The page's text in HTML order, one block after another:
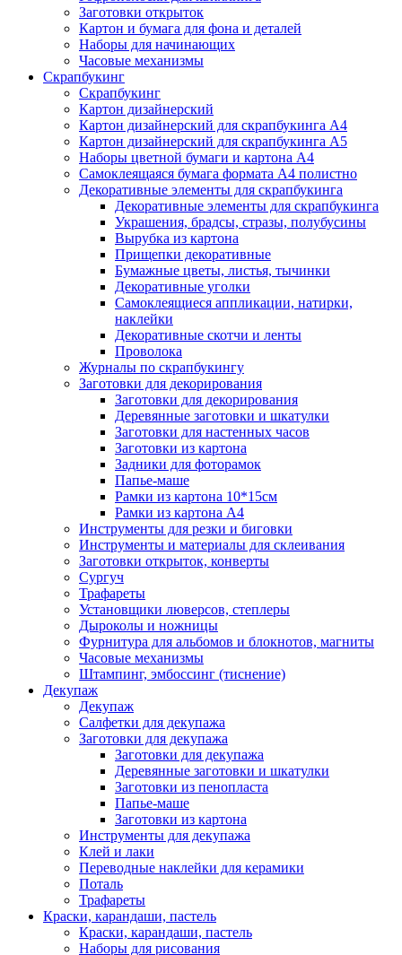
Заготовки открыток
Картон и бумага для фона и деталей
Наборы для начинающих
Часовые механизмы
Скрапбукинг
Скрапбукинг
Картон дизайнерский
Картон дизайнерский для скрапбукинга А4
Картон дизайнерский для скрапбукинга А5
Наборы цветной бумаги и картона А4
Самоклеящаяся бумага формата А4 полистно
Декоративные элементы для скрапбукинга
Декоративные элементы для скрапбукинга
Украшения, брадсы, стразы, полубусины
Вырубка из картона
Прищепки декоративные
Бумажные цветы, листья, тычинки
Декоративные уголки
Самоклеящиеся аппликации, натирки,
наклейки
Декоративные скотчи и ленты
Проволока
Журналы по скрапбукингу
Заготовки для декорирования
Заготовки для декорирования
Деревянные заготовки и шкатулки
Заготовки для настенных часов
Заготовки из картона
Задники для фоторамок
Папье-маше
Рамки из картона 10*15см
Рамки из картона А4
Инструменты для резки и биговки
Инструменты и материалы для склеивания
Заготовки открыток, конверты
Сургуч
Трафареты
Установщики люверсов, степлеры
Дыроколы и ножницы
Фурнитура для альбомов и блокнотов, магниты
Часовые механизмы
Штампинг, эмбоссинг (тиснение)
Декупаж
Декупаж
Салфетки для декупажа
Заготовки для декупажа
Заготовки для декупажа
Деревянные заготовки и шкатулки
Заготовки из пенопласта
Папье-маше
Заготовки из картона
Инструменты для декупажа
Клей и лаки
Переводные наклейки для керамики
Поталь
Трафареты
Краски, карандаши, пастель
Краски, карандаши, пастель
Наборы для рисования